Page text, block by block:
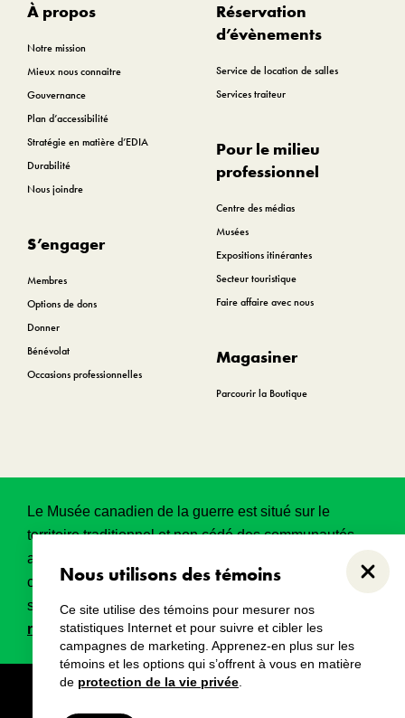
Nous utilisons des témoins
Ce site utilise des témoins pour mesurer nos
statistiques Internet et pour suivre et cibler les
campagnes de marketing. Apprenez-en plus sur les
témoins et les options qui s’offrent à vous en matière
de protection de la vie privée
À propos
Notre mission
Mieux nous connaitre
Gouvernance
Plan d’accessibilité
Stratégie en matière d’EDIA
Durabilité
Nous joindre
S’engager
Membres
Options de dons
Donner
Bénévolat
Occasions professionnelles
Réservation
d’évènements
Service de location de salles
Services traiteur
Pour le milieu
professionnel
Centre des médias
Musées
Expositions itinérantes
Secteur touristique
Faire affaire avec nous
Magasiner
Parcourir la Boutique
Le Musée canadien de la guerre est situé sur le
territoire traditionnel et non cédé des communautés
algonquines Anishinabeg. Ce territoire a eu et
continue d’avoir une grande importance historique,
spirituelle et sacrée.Lire l’intégralité de la
reconnaissance territoriale.
Droits d’auteur Avertissements